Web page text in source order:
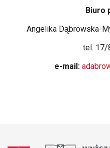
Biuro
Angelika Dąbrowska-
tel. 17/
e-mail: